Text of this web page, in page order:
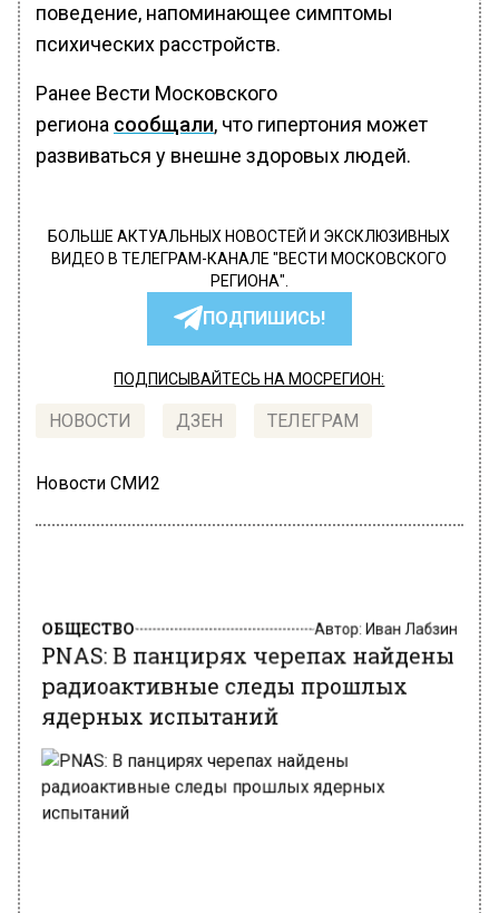
поведение, напоминающее симптомы
психических расстройств.
Ранее Вести Московского
региона сообщали, что гипертония может
развиваться у внешне здоровых людей.
БОЛЬШЕ АКТУАЛЬНЫХ НОВОСТЕЙ И ЭКСКЛЮЗИВНЫХ
ВИДЕО В ТЕЛЕГРАМ-КАНАЛЕ "ВЕСТИ МОСКОВСКОГО
РЕГИОНА".
ПОДПИШИСЬ!
ПОДПИСЫВАЙТЕСЬ НА МОСРЕГИОН:
НОВОСТИ ДЗЕН ТЕЛЕГРАМ
Новости СМИ2
PNAS: В панцирях черепах найдены
радиоактивные следы прошлых
ядерных испытаний